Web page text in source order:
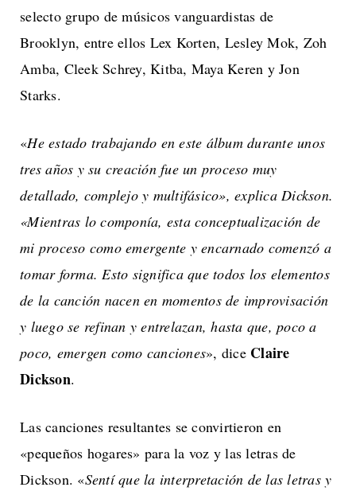
selecto grupo de músicos vanguardistas de
Brooklyn, entre ellos Lex Korten, Lesley Mok, Zoh
Amba, Cleek Schrey, Kitba, Maya Keren y Jon
Starks.
«He estado trabajando en este álbum durante unos
tres años y su creación fue un proceso muy
detallado, complejo y multifásico», explica Dickson.
«Mientras lo componía, esta conceptualización de
mi proceso como emergente y encarnado comenzó a
tomar forma. Esto significa que todos los elementos
de la canción nacen en momentos de improvisación
y luego se refinan y entrelazan, hasta que, poco a
poco, emergen como canciones», dice Claire
Dickson.
Las canciones resultantes se convirtieron en
«pequeños hogares» para la voz y las letras de
Dickson. «Sentí que la interpretación de las letras y